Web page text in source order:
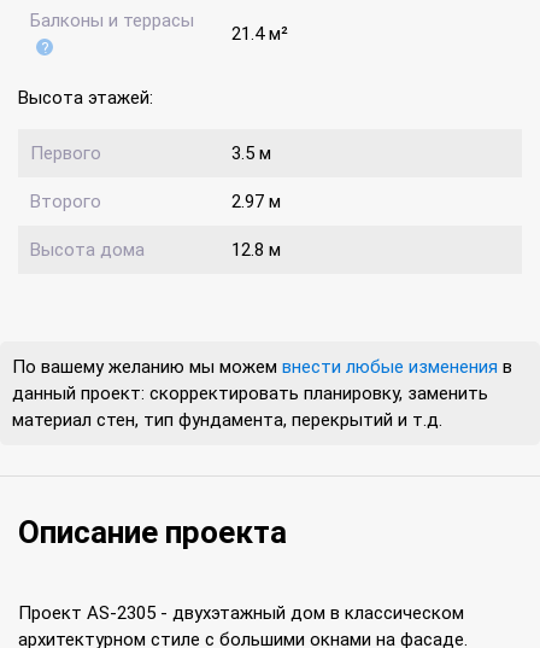
Балконы и террасы
21.4 м²
Высота этажей:
Первого 3.5 м
Второго 2.97 м
Высота дома 12.8 м
По вашему желанию мы можем внести любые изменения в
данный проект: скорректировать планировку, заменить
материал стен, тип фундамента, перекрытий и т.д.
Описание проекта
Проект AS-2305 - двухэтажный дом в классическом
архитектурном стиле с большими окнами на фасаде.